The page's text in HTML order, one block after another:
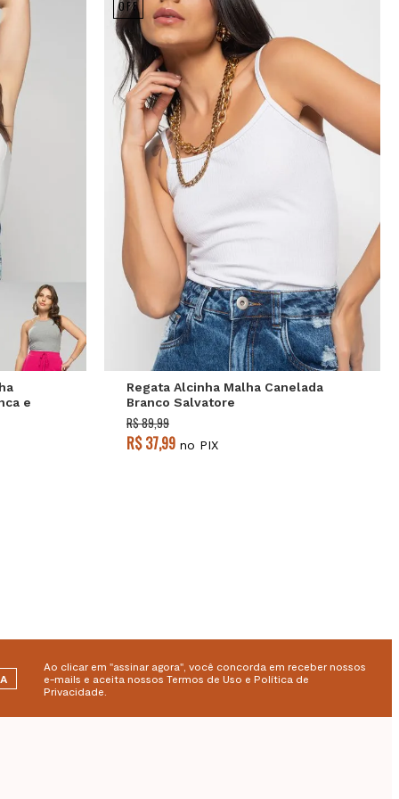
e
OFF
P M G
Regata Alcinha Malha Canelada
Branco Salvatore
R$ 89,99
R$ 37,99 no PIX
Ao clicar em "assinar agora", você concorda em receber nossos
e-mails e aceita nossos Termos de Uso e Política de
Privacidade.